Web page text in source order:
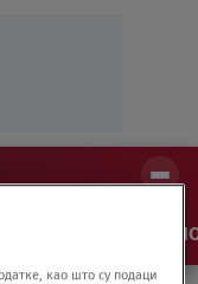
као што су подаци